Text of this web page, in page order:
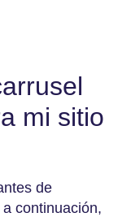
mi sitio
de
continuación,